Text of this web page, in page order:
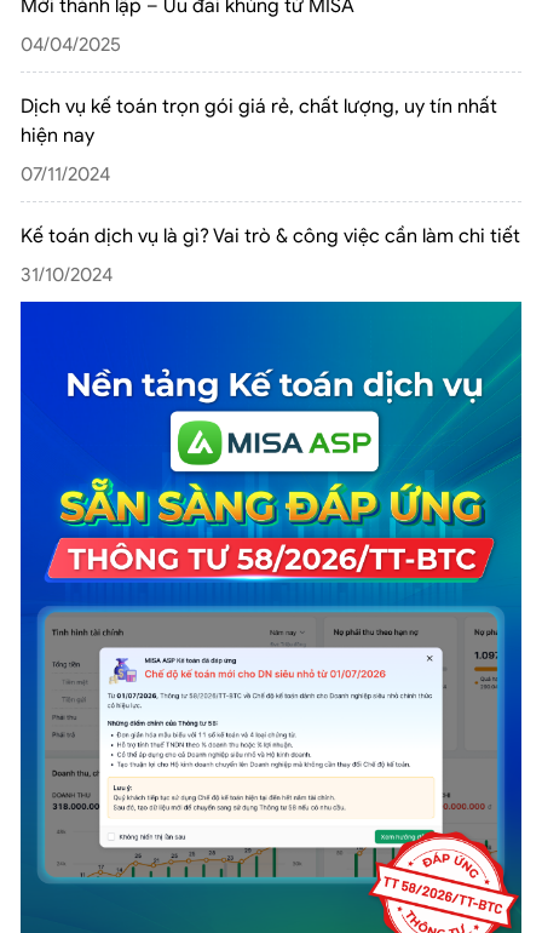
Mới thành lập – Ưu đãi khủng từ MISA
04/04/2025
Dịch vụ kế toán trọn gói giá rẻ, chất lượng, uy tín nhất
hiện nay
07/11/2024
Kế toán dịch vụ là gì? Vai trò & công việc cần làm chi tiết
31/10/2024